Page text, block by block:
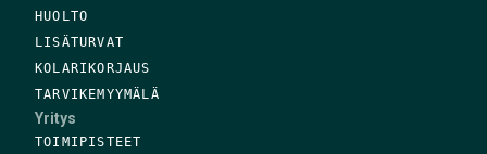
HUOLTO
LISÄTURVAT
KOLARIKORJAUS
TARVIKEMYYMÄLÄ
Yritys
TOIMIPISTEET